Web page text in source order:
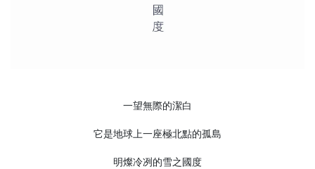
一望無際的潔白
它是地球上一座極北點的孤島
明燦冷冽的雪之國度